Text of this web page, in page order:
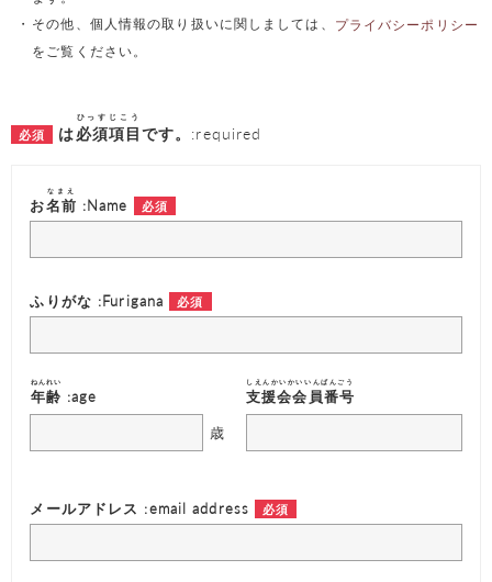
その他、個人情報の取り扱いに関しましては、 プライバシーポリシー
をご覧ください。
は必須項目
ひっすじこう
です。 :required
お名前
なまえ
:Name
ふりがな :Furigana
年齢
ねんれい
:age
歳
支援会会員番号
しえんかいかいいんばんごう
メールアドレス :email address